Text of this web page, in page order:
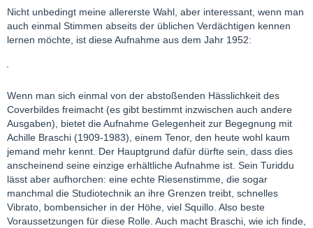
Nicht unbedingt meine allererste Wahl, aber interessant, wenn man
auch einmal Stimmen abseits der üblichen Verdächtigen kennen
lernen möchte, ist diese Aufnahme aus dem Jahr 1952:
Wenn man sich einmal von der abstoßenden Hässlichkeit des
Coverbildes freimacht (es gibt bestimmt inzwischen auch andere
Ausgaben), bietet die Aufnahme Gelegenheit zur Begegnung mit
Achille Braschi (1909-1983), einem Tenor, den heute wohl kaum
jemand mehr kennt. Der Hauptgrund dafür dürfte sein, dass dies
anscheinend seine einzige erhältliche Aufnahme ist. Sein Turiddu
lässt aber aufhorchen: eine echte Riesenstimme, die sogar
manchmal die Studiotechnik an ihre Grenzen treibt, schnelles
Vibrato, bombensicher in der Höhe, viel Squillo. Also beste
Voraussetzungen für diese Rolle. Auch macht Braschi, wie ich finde,